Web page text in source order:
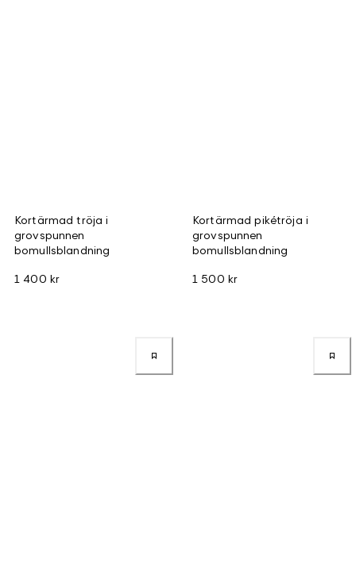
Kortärmad tröja i
grovspunnen
bomullsblandning
1 400 kr
Kortärmad pikétröja i
grovspunnen
bomullsblandning
1 500 kr